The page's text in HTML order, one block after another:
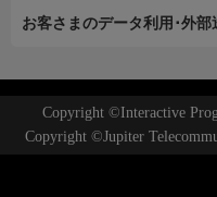
お客さまのデータ利用･外部
Copyright ©Interactive
Copyright ©Jupiter